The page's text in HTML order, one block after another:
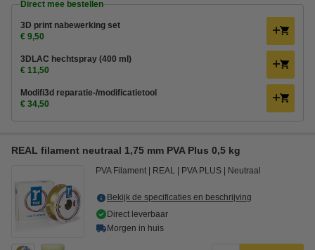
Direct mee bestellen
3D print nabewerking set
€ 9,50
3DLAC hechtspray (400 ml)
€ 11,50
Modifi3d reparatie-/modificatietool
€ 34,50
REAL filament neutraal 1,75 mm PVA Plus 0,5 kg
PVA Filament REAL PVA PLUS Neutraal
Bekijk de specificaties en beschrijving
Direct leverbaar
Morgen in huis